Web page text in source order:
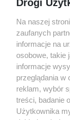
targi
Więcej
Na naszej
zaufanych
informacje na
osobowe, takie
informacje
przeglądania w
reklam, wybór
treści, badanie
Użytkownika